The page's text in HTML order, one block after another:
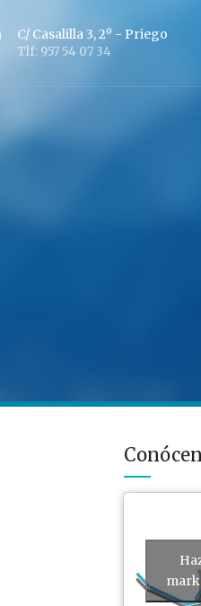
C/ Casalilla 3, 2º - Priego
Tlf: 957 54 07 34